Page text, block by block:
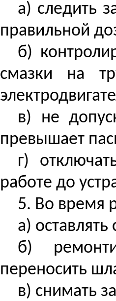
а) следить
правильной
б)
смазки на
в) не
превышает
г)
работе до
5. Во время
а)
б)
переносить
в) снимать